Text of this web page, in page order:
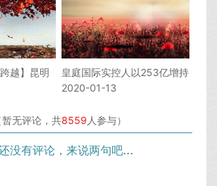
越】昆明
皇庭国际实控人以253亿增持
2020-01-13
暂无评论，共8559 人参与）
没有评论，来说两句吧...